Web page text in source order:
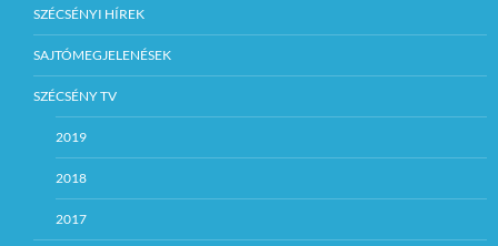
SZÉCSÉNYI HÍREK
SAJTÓMEGJELENÉSEK
SZÉCSÉNY TV
2019
2018
2017